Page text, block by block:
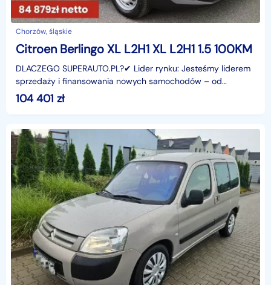
Chorzów, śląskie
Citroen Berlingo XL L2H1 XL L2H1 1.5 100KM
DLACZEGO SUPERAUTO.PL?✔ Lider rynku: Jesteśmy liderem
sprzedaży i finansowania nowych samochodów – od
osobowych, przez dostawcze, po segment premium.✔
Zaufanie
104 401 zł